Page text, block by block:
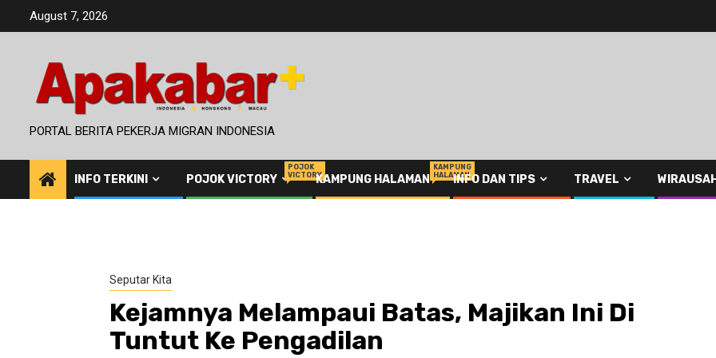
August 7, 2026
PORTAL BERITA PEKERJA MIGRAN INDONESIA
INFO TERKINI POJOK VICTORY
POJOK
VICTORYKAMPUNG HALAMAN
KAMPUNG
HALAMANINFO DAN TIPS TRAVEL
Seputar Kita
Kejamnya Melampaui Batas, Majikan Ini Di
Tuntut Ke Pengadilan